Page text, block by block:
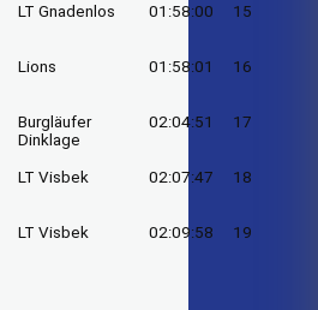
LT Gnadenlos 01:58:00 15
Lions 01:58:01 16
Burgläufer
Dinklage
02:04:51 17
LT Visbek 02:07:47 18
LT Visbek 02:09:58 19